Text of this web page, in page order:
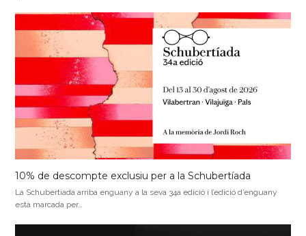
10% de descompte exclusiu per a la Schubertíada
La Schubertíada arriba enguany a la seva 34a edició i l’edició d’enguany
està marcada per…